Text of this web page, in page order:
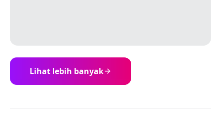
Lihat lebih banyak